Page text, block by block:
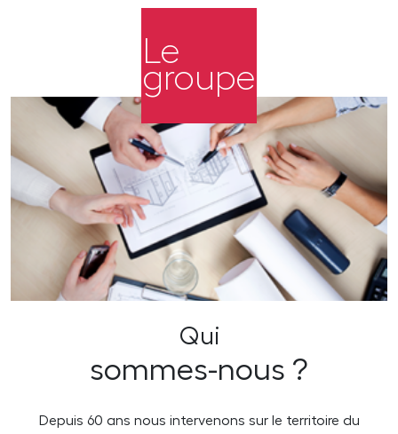
Le
groupe
Qui
sommes-nous ?
Depuis 60 ans nous intervenons sur le territoire du